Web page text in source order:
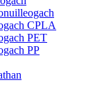
CPLA
PET
PP